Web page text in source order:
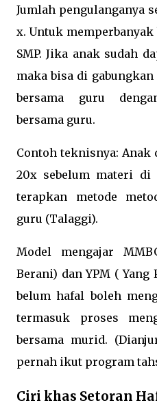
Jumlah pengulanganya
x. Untuk
SMP. Jika anak sudah
maka bisa di
bersama guru
bersama guru.
Contoh teknisnya:
20x sebelum materi di
terapkan metode
guru (Talaggi).
Model mengajar
Berani) dan YPM (
belum hafal boleh
termasuk proses
bersama murid.
pernah ikut program
Ciri khas Setoran